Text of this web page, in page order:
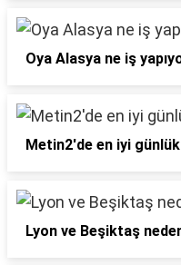
Oya Alasya ne iş
Metin2'de en iyi
Lyon ve Beşiktaş